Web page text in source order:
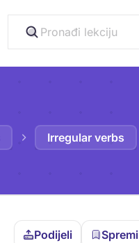
Irregular verbs
Podijeli Spremi